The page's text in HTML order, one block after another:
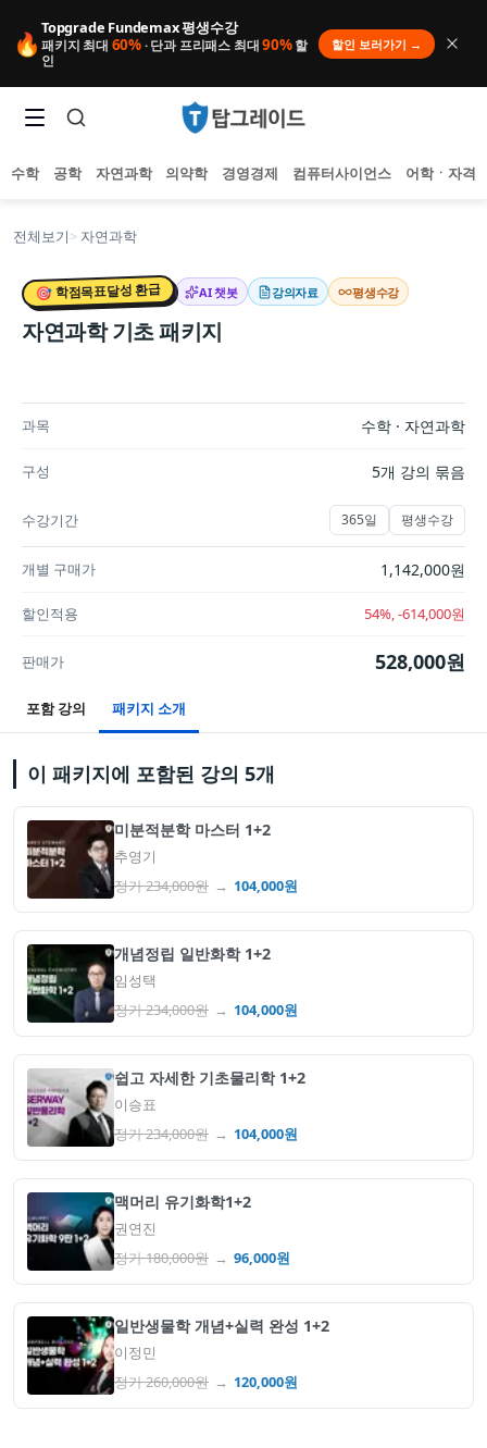
🔥
Topgrade Fundemax 평생수강
패키지 최대 60% · 단과 프리패스 최대90%할
인
할인 보러가기 →
인기 검색어
등록된 추천 검색어가 없습니다.
최근 검색어
수학 공학 자연과학 의약학 경영경제 컴퓨터사이언스 어학ㆍ자격
전체보기> 자연과학
🎯 학점목표달성 환급 AI 챗봇 강의자료 평생수강
자연과학 기초 패키지
과목 수학 · 자연과학
구성 5개 강의 묶음
수강기간 365일 평생수강
개별 구매가 1,142,000원
할인적용 54%, -614,000원
판매가 528,000원
포함 강의 패키지 소개
이 패키지에 포함된 강의 5개
미분적분학 마스터 1+2
추영기
정가234,000원 → 104,000원
개념정립 일반화학 1+2
임성택
정가234,000원 → 104,000원
쉽고 자세한 기초물리학 1+2
이승표
정가234,000원 → 104,000원
맥머리 유기화학1+2
권연진
정가180,000원 → 96,000원
일반생물학 개념+실력 완성 1+2
이정민
정가260,000원 → 120,000원